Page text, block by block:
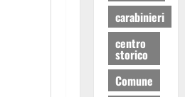
carabinieri
centro
storico
Comune